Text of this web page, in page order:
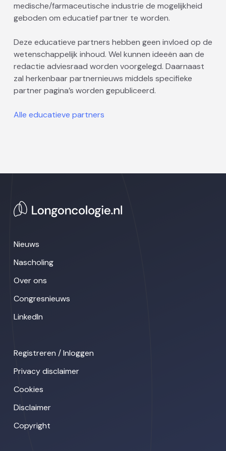
medische/farmaceutische industrie de mogelijkheid
geboden om educatief partner te worden.
Deze educatieve partners hebben geen invloed op de
wetenschappelijk inhoud. Wel kunnen ideeën aan de
redactie adviesraad worden voorgelegd. Daarnaast
zal herkenbaar partnernieuws middels specifieke
partner pagina’s worden gepubliceerd.
Alle educatieve partners
Nieuws
Nascholing
Over ons
Congresnieuws
LinkedIn
Registreren / Inloggen
Privacy disclaimer
Cookies
Disclaimer
Copyright